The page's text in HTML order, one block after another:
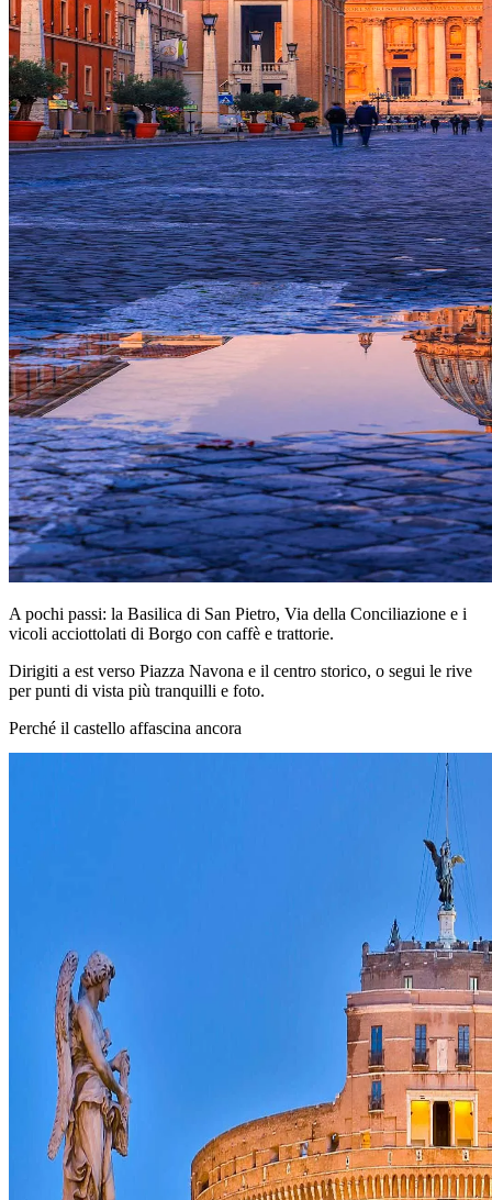
A pochi passi: la Basilica di San Pietro, Via della Conciliazione e i
vicoli acciottolati di Borgo con caffè e trattorie.
Dirigiti a est verso Piazza Navona e il centro storico, o segui le rive
per punti di vista più tranquilli e foto.
Perché il castello affascina ancora